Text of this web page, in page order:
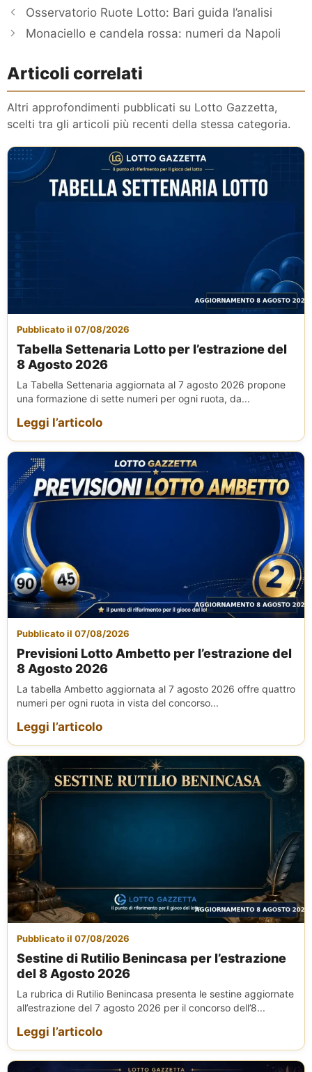
Osservatorio Ruote Lotto: Bari guida l’analisi
Monaciello e candela rossa: numeri da Napoli
Articoli correlati
Altri approfondimenti pubblicati su Lotto Gazzetta,
scelti tra gli articoli più recenti della stessa categoria.
Pubblicato il 07/08/2026
Tabella Settenaria Lotto per l’estrazione del
8 Agosto 2026
La Tabella Settenaria aggiornata al 7 agosto 2026 propone
una formazione di sette numeri per ogni ruota, da...
Leggi l’articolo
Pubblicato il 07/08/2026
Previsioni Lotto Ambetto per l’estrazione del
8 Agosto 2026
La tabella Ambetto aggiornata al 7 agosto 2026 offre quattro
numeri per ogni ruota in vista del concorso...
Leggi l’articolo
Pubblicato il 07/08/2026
Sestine di Rutilio Benincasa per l’estrazione
del 8 Agosto 2026
La rubrica di Rutilio Benincasa presenta le sestine aggiornate
all’estrazione del 7 agosto 2026 per il concorso dell’8...
Leggi l’articolo